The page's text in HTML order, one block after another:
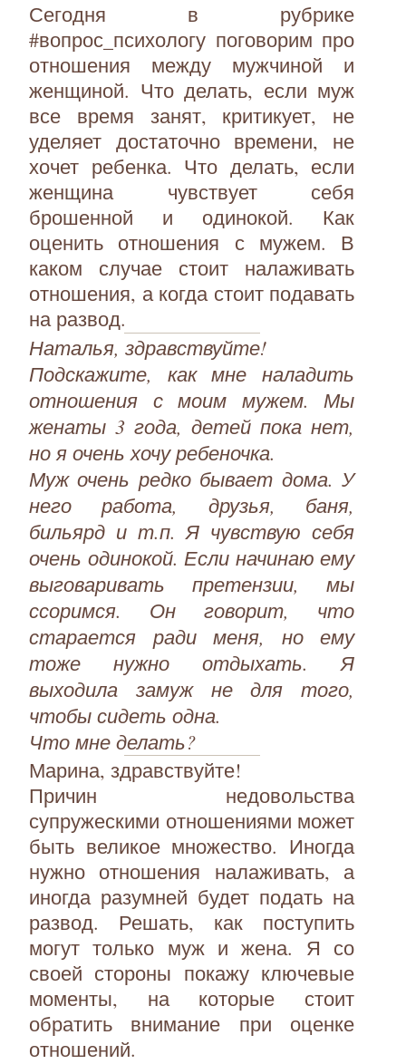
Сегодня в рубрике
#вопрос_психологу поговорим про
отношения между мужчиной и
женщиной. Что делать, если муж
все время занят, критикует, не
уделяет достаточно времени, не
хочет ребенка. Что делать, если
женщина чувствует себя
брошенной и одинокой. Как
оценить отношения с мужем. В
каком случае стоит налаживать
отношения, а когда стоит подавать
на развод.
Наталья, здравствуйте!
Подскажите, как мне наладить
отношения с моим мужем. Мы
женаты 3 года, детей пока нет,
но я очень хочу ребеночка.
Муж очень редко бывает дома. У
него работа, друзья, баня,
бильярд и т.п. Я чувствую себя
очень одинокой. Если начинаю ему
выговаривать претензии, мы
ссоримся. Он говорит, что
старается ради меня, но ему
тоже нужно отдыхать. Я
выходила замуж не для того,
чтобы сидеть одна.
Что мне делать?
Марина, здравствуйте!
Причин недовольства
супружескими отношениями может
быть великое множество. Иногда
нужно отношения налаживать, а
иногда разумней будет подать на
развод. Решать, как поступить
могут только муж и жена. Я со
своей стороны покажу ключевые
моменты, на которые стоит
обратить внимание при оценке
отношений.